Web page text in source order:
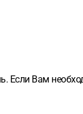
Если Вам